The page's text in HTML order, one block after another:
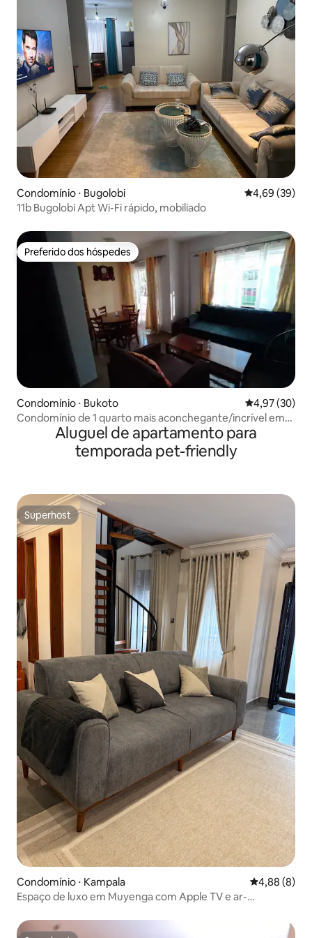
Condomínio ⋅ Bugolobi 4,69 de uma
4,69 (39)
11b Bugolobi Apt Wi-Fi rápido, mobiliado
Preferido dos hóspedes
Preferido dos hóspedes
Condomínio ⋅ Bukoto 4,97 de uma
4,97 (30)
Condomínio de 1 quarto mais aconchegante/incrível em
KampalaAluguel de apartamento para
temporada pet-friendly
Superhost
Superhost
Condomínio ⋅ Kampala 4,88 de uma
4,88 (8)
Espaço de luxo em Muyenga com Apple TV e ar-